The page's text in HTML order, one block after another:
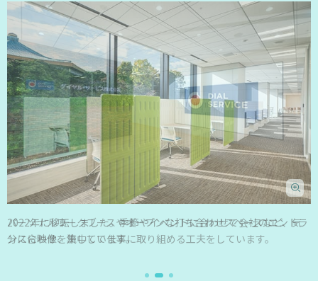
パーソナルワークブースやオープンな打ち合わせスペースなど、気
分に合わせ、集中して仕事に取り組める工夫をしています。
働
盛
り
の
若
者
達
が
都
会
へ
と